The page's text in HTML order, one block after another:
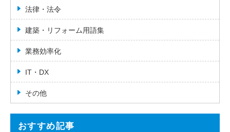
法律・法令
建築・リフォーム用語集
業務効率化
IT・DX
その他
おすすめ記事